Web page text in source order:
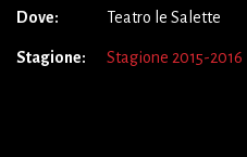
Dove: Teatro le Salette
Stagione: Stagione 2015-2016